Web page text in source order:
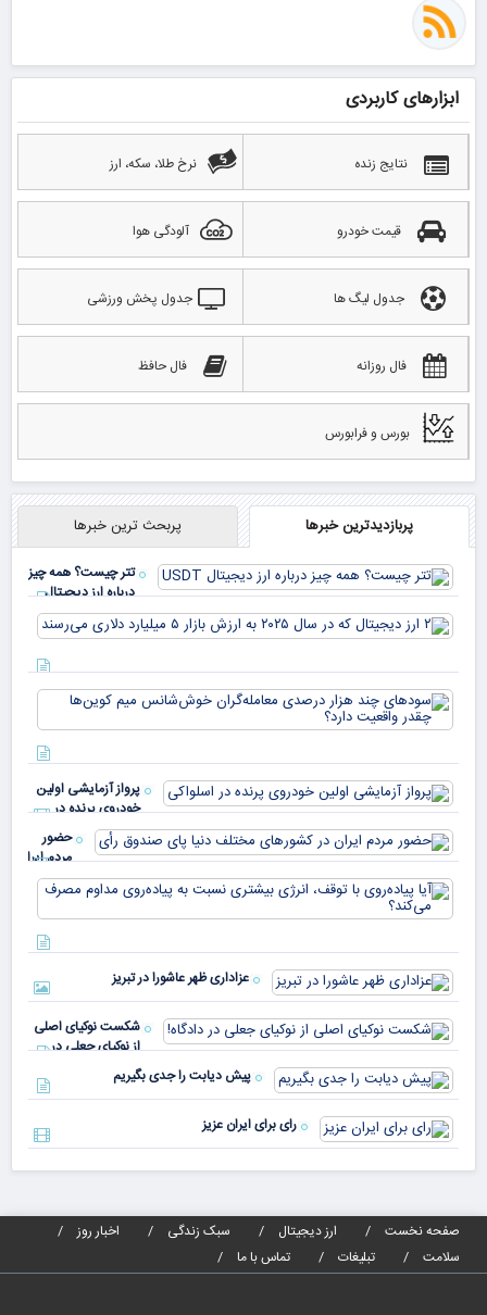
ابزارهای کاربردی
نتایج زنده نرخ طلا، سکه، ارز
قیمت خودرو آلودگی هوا
جدول لیگ ها جدول پخش ورزشی
فال روزانه فال حافظ
بورس و فرابورس
پربازدیدترین خبرها پربحث ترین خبرها
تتر چیست؟ همه چیز
درباره ارز دیجیتال
USDT
پرواز آزمایشی اولین
خودروی پرنده در
اسلواکی
حضور
مردم ایران
در
کشورهای
مختلف
دنیا پای
صندوق
عزاداری ظهر عاشورا در تبریز
شکست نوکیای اصلی
از نوکیای جعلی در
دادگاه!
پیش دیابت را جدی بگیریم
رای برای ایران عزیز
صفحه نخست ارز دیجیتال سبک زندگی
اخبار روز
سلامت
تبلیغات تماس با ما